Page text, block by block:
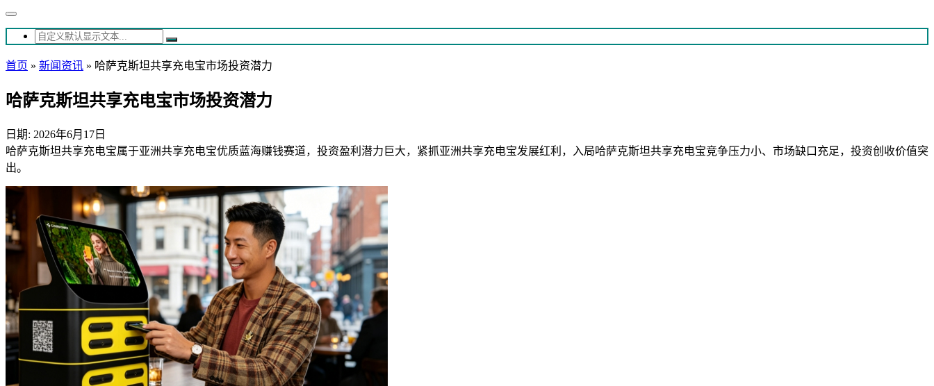
首页 » 新闻资讯 » 哈萨克斯坦共享充电宝市场投资潜力
哈萨克斯坦共享充电宝市场投资潜力
日期: 2026年6月17日
哈萨克斯坦共享充电宝属于亚洲共享充电宝优质蓝海赚钱赛道，投资盈利潜力巨大，紧抓亚洲共享充电宝发展红利，入局哈萨克斯坦共享充电宝竞争压力小、市场缺口充足，投资创收价值突
出。